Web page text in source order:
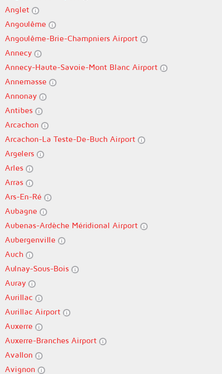
Anglet
Angoulême
Angoulême-Brie-Champniers Airport
Annecy
Annecy-Haute-Savoie-Mont Blanc Airport
Annemasse
Annonay
Antibes
Arcachon
Arcachon-La Teste-De-Buch Airport
Argelers
Arles
Arras
Ars-En-Ré
Aubagne
Aubenas-Ardèche Méridional Airport
Aubergenville
Auch
Aulnay-Sous-Bois
Auray
Aurillac
Aurillac Airport
Auxerre
Auxerre-Branches Airport
Avallon
Avignon